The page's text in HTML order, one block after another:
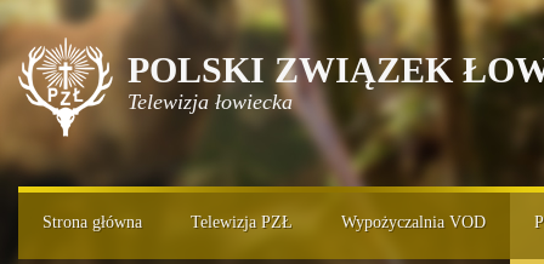
POLSKI ZWIĄZEK
Telewizja łowiecka
Strona główna Telewizja PZŁ Wypożyczalnia VOD